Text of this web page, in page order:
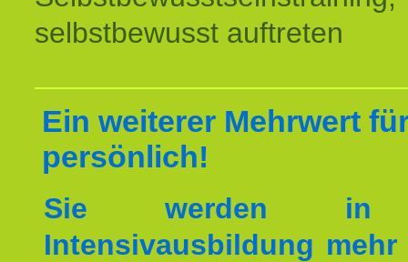
selbstbewusst auftreten
Ein weiterer Mehrwert
persönlich!
Sie werden in
Intensivausbildung